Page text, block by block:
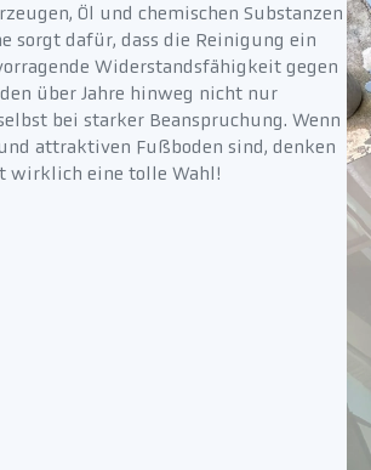
Öl und chemischen Substanzen
sorgt dafür, dass die Reinigung ein
Widerstandsfähigkeit gegen
über Jahre hinweg nicht nur
bei starker Beanspruchung. Wenn
attraktiven Fußboden sind, denken
wirklich eine tolle Wahl!